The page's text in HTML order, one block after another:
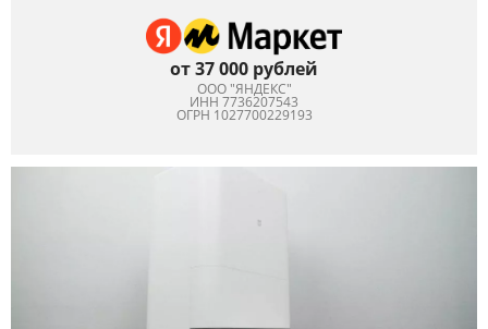
от 37 000 рублей
ООО "ЯНДЕКС"
ИНН 7736207543
ОГРН 1027700229193